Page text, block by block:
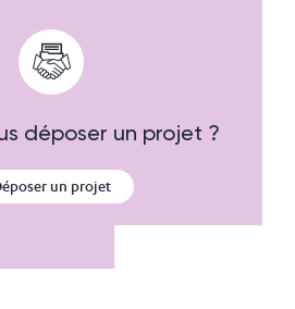
déposer un projet ?
un projet